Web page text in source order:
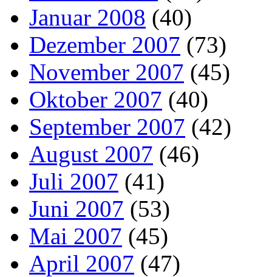
Januar 2008 (40)
Dezember 2007 (73)
November 2007 (45)
Oktober 2007 (40)
September 2007 (42)
August 2007 (46)
Juli 2007 (41)
Juni 2007 (53)
Mai 2007 (45)
April 2007 (47)